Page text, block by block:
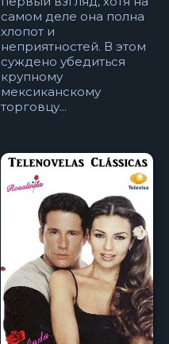
самом деле она полна
хлопот и
неприятностей. В этом
суждено убедиться
крупному
мексиканскому
торговцу...